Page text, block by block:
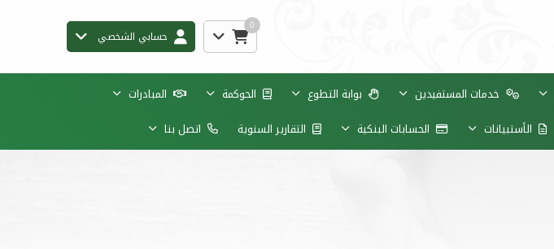
0
حسابي الشخصي
خدمات المستفيدين بوابة التطوع الحوكمة
المبادرات
الأستبيانات الحسابات البنكية التقارير السنوية اتصل بنا